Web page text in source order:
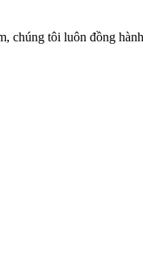
chúng tôi luôn đồng